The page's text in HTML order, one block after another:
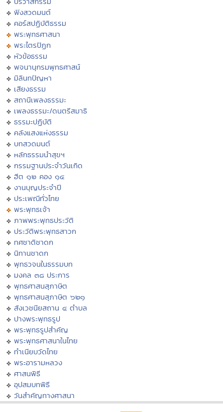
ฟังสวดมนต์
คอร์สปฏิบัติธรรม
พระพุทธศาสนา
พระไตรปิฏก
หัวข้อธรรม
พจนานุกรมพุทธศาสน์
มิลินทปัญหา
เสียงธรรม
สถานีเพลงธรรมะ
เพลงธรรมะ/ดนตรีสมาธิ
ธรรมะปฏิบัติ
คลังแสงแห่งธรรม
บทสวดมนต์
หลักธรรมนำสุขฯ
กรรมฐานประจำวันเกิด
ฮีต ๑๒ คอง ๑๔
งานบุญประจำปี
ประเพณีทั่วไทย
พระพุทธเจ้า
ภาพพระพุทธประวัติ
ประวัติพระพุทธสาวก
ทศชาติชาดก
นิทานชาดก
พุทธวจนในธรรมบท
มงคล ๓๘ ประการ
พุทธศาสนสุภาษิต
พุทธศาสนสุภาษิต ๖๒๑
สังเวชนียสถาน ๔ ตำบล
ปางพระพุทธรูป
พระพุทธรูปสำคัญ
พระพุทธศาสนาในไทย
ทำเนียบวัดไทย
พระอารามหลวง
ศาสนพิธี
อุปสมบทพิธี
วันสำคัญทางศาสนา